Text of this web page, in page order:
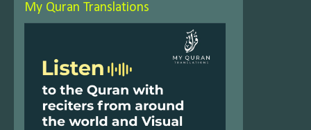
My Quran Translations